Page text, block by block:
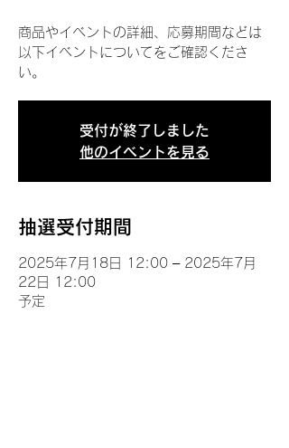
商品やイベントの詳細、応募期間などは
以下イベントについてをご確認くださ
い。
受付が終了しました
他のイベントを見る
抽選受付期間
2025年7月18日 12:00 – 2025年7月
22日 12:00
予定